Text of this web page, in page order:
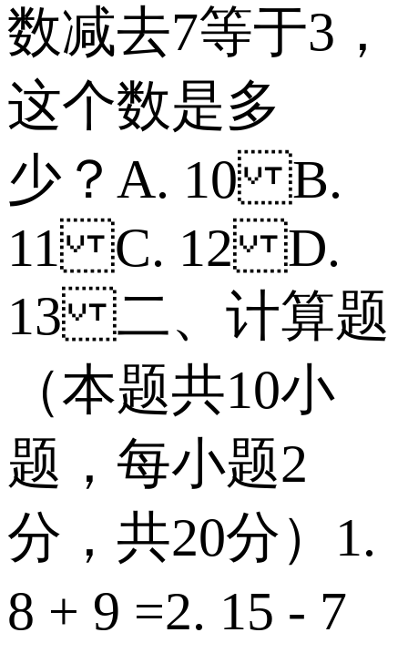
数减去7等于3，
这个数是多
少？ A. 10 B.
11 C. 12 D.
13 二、计算题
（本题共10小
题，每小题2
分，共20分） 1.
8 + 9 = 2. 15 - 7